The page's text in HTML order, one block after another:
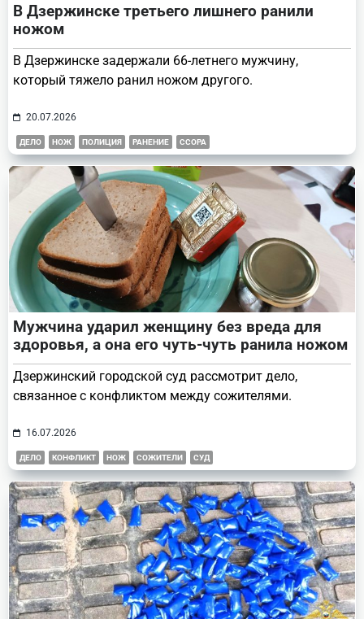
В Дзержинске третьего лишнего ранили
ножом
В Дзержинске задержали 66-летнего мужчину,
который тяжело ранил ножом другого.
20.07.2026
ДЕЛО НОЖ ПОЛИЦИЯ РАНЕНИЕ ССОРА
Мужчина ударил женщину без вреда для
здоровья, а она его чуть-чуть ранила ножом
Дзержинский городской суд рассмотрит дело,
связанное с конфликтом между сожителями.
16.07.2026
ДЕЛО КОНФЛИКТ НОЖ СОЖИТЕЛИ СУД